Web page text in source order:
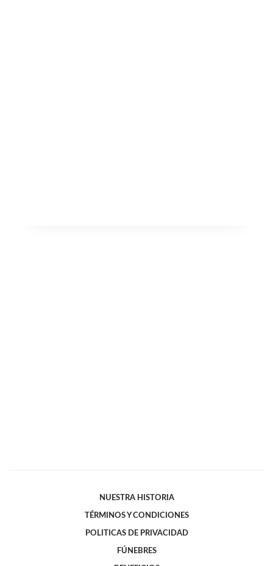
NUESTRA HISTORIA
TÉRMINOS Y CONDICIONES
POLITICAS DE PRIVACIDAD
FÚNEBRES